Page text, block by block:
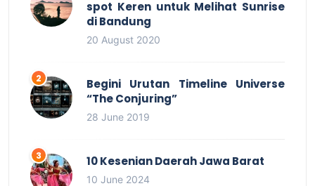
spot Keren untuk Melihat Sunrise
di Bandung
20 August 2020
Begini Urutan Timeline Universe
“The Conjuring”
28 June 2019
10 Kesenian Daerah Jawa Barat
10 June 2024